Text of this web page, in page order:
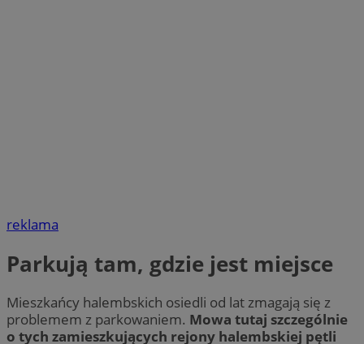
reklama
Parkują tam, gdzie jest miejsce
Mieszkańcy halembskich osiedli od lat zmagają się z
problemem z parkowaniem. Mowa tutaj szczególnie
o tych zamieszkujących rejony halembskiej pętli